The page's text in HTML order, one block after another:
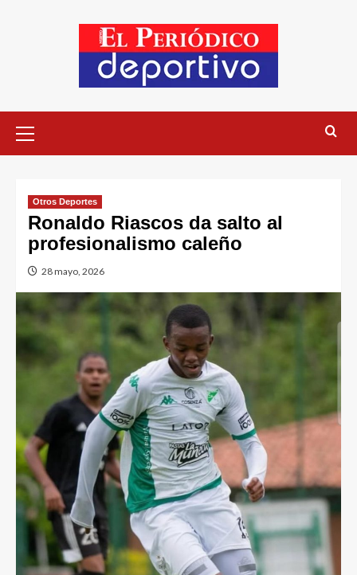
Otros Deportes
Ronaldo Riascos da salto al
profesionalismo caleño
28 mayo, 2026